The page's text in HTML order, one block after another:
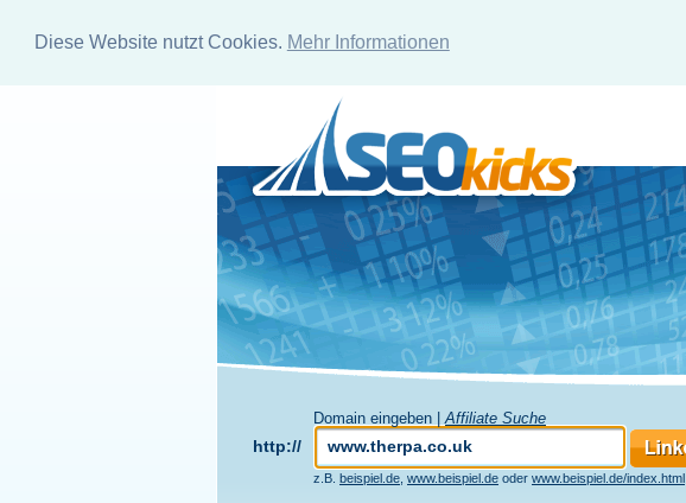
Diese Website nutzt Cookies. Mehr Informationen
Domain eingeben | Affiliate Suche
http://
z.B. beispiel.de www.beispiel.de oder www.beispiel.de/index.html